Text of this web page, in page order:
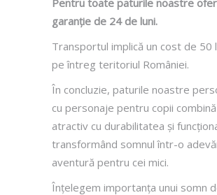
garanție de 24 de luni.
Transportul implică un cost de 50
pe întreg teritoriul României.
În concluzie, paturile noastre
cu personaje pentru copii
atractiv cu durabilitatea și
transformând somnul într-o
aventură pentru cei mici.
Înțelegem importanța unui somn